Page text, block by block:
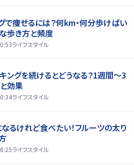
で痩せるには？何km・何分歩けばい
歩き方と頻度
ライフスタイル
ングを続けるとどうなる？1週間～3
効果
ライフスタイル
るけれど食べたい！フルーツの太り
ライフスタイル